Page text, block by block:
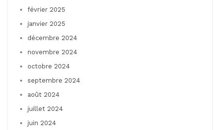
février 2025
janvier 2025
décembre 2024
novembre 2024
octobre 2024
septembre 2024
août 2024
juillet 2024
juin 2024